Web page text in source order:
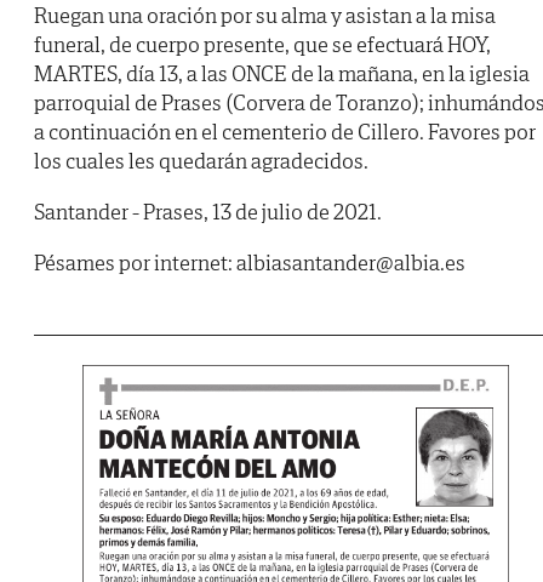
Ruegan una oración por su alma y asistan a la misa
funeral, de cuerpo presente, que se efectuará HOY,
MARTES, día 13, a las ONCE de la mañana, en la iglesia
parroquial de Prases (Corvera de Toranzo);
a continuación en el cementerio de Cillero. Favores por
los cuales les quedarán agradecidos.
Santander - Prases, 13 de julio de 2021.
Pésames por internet: albiasantander@albia.es